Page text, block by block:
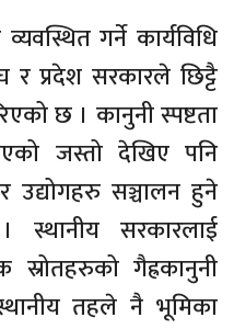
गर्ने कार्यविधि
र प्रदेश सरकारले छिट्टै
छ । कानुनी स्पष्टता
जस्तो देखिए पनि
उद्योगहरु सञ्चालन हुने
स्थानीय सरकारलाई
स्रोतहरुको गैह्रकानुनी
तहले नै भूमिका